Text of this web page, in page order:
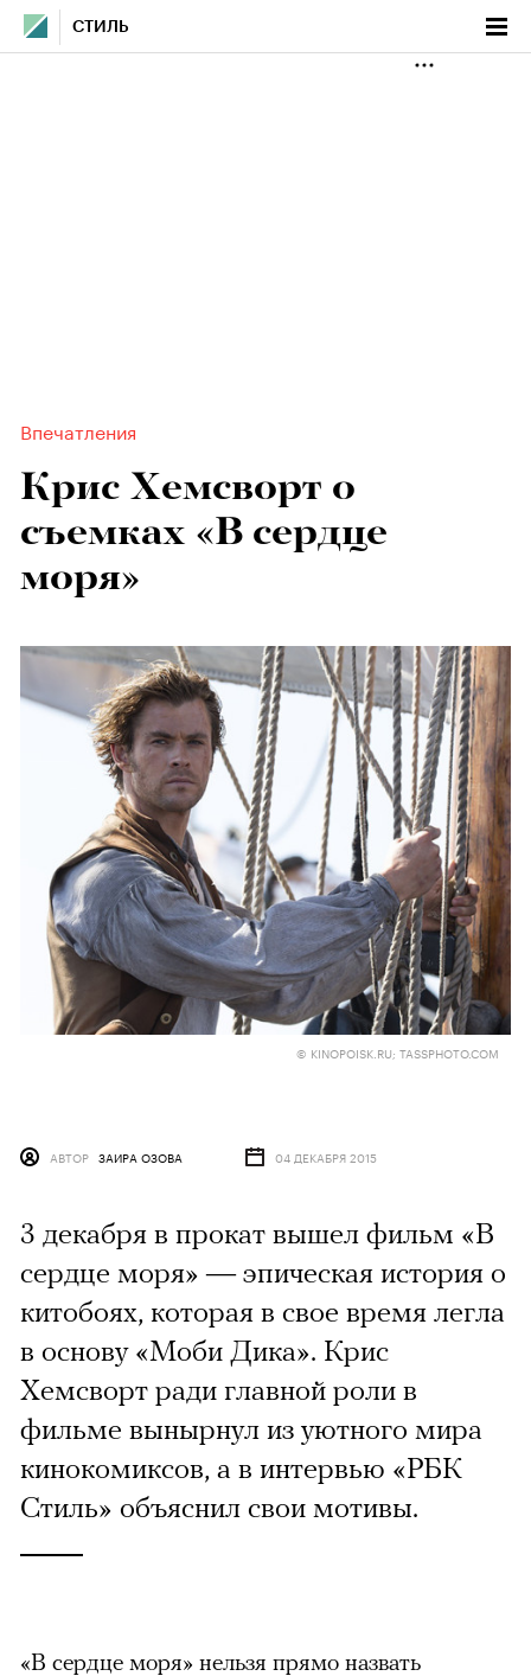
СТИЛЬ
Впечатления
Крис Хемсворт о
съемках «В сердце
моря»
© KINOPOISK.RU; TASSPHOTO.COM
АВТОР ЗАИРА ОЗОВА 04 ДЕКАБРЯ 2015
3 декабря в прокат вышел фильм «В
сердце моря» — эпическая история о
китобоях, которая в свое время легла
в основу «Моби Дика». Крис
Хемсворт ради главной роли в
фильме вынырнул из уютного мира
кинокомиксов, а в интервью «РБК
Стиль» объяснил свои мотивы.
«В сердце моря» нельзя прямо назвать